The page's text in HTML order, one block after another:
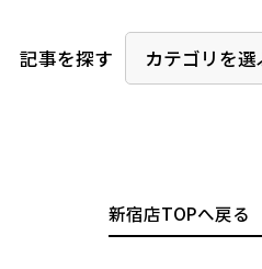
記事を探す カテゴリを選
新宿店TOPへ戻る